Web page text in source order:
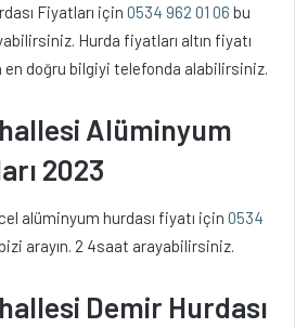
Fiyatları için 0534 962 01 06 bu
Hurda fiyatları altın fiyatı
doğru bilgiyi telefonda alabilirsiniz.
Alüminyum
2023
alüminyum hurdası fiyatı için 0534
arayın. 2 4saat arayabilirsiniz.
Demir Hurdası